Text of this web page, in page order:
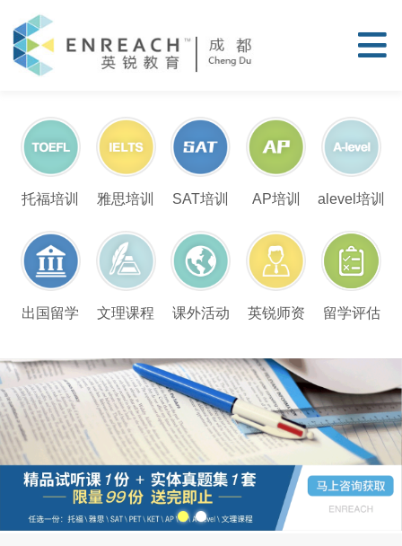
托福培训 雅思培训 SAT培训 AP培训 alevel培训
出国留学 文理课程 课外活动 英锐师资 留学评估